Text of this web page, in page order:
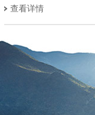
查看详情